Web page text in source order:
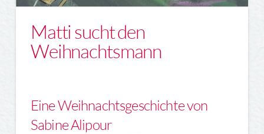
Matti sucht den
Weihnachtsmann
Eine Weihnachtsgeschichte von
Sabine Alipour